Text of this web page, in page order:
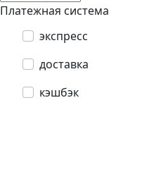
Платежная система
экспресс
доставка
кэшбэк